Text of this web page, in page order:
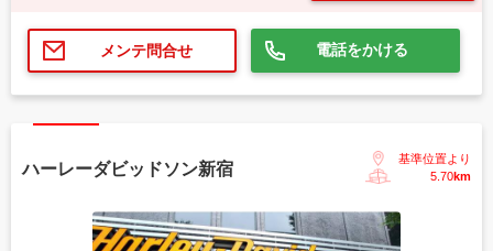
メンテ問合せ 電話をかける
ハーレーダビッドソン新宿
基準位置より
5.70km